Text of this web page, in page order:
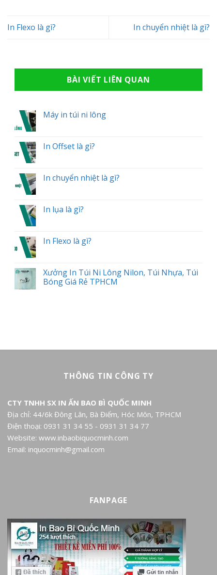
In Flexo là gì? In chuyển nhiệt là gì?
BÀI VIẾT LIÊN QUAN
Máy in túi ni lông
In Offset là gì?
In chuyển nhiệt là gì?
In lụa là gì?
In Flexo là gì?
Xưởng In Túi Ni Lông Nilon, Túi Nhựa, Túi
Bóng Giá Rẻ TPHCM
THÔNG TIN CÔNG TY
CTY TNHH SX IN ẤN BAO BÌ QUỐC MINH
Địa chỉ: 44/6k Đông Lân, Bà Điểm, Hóc Môn, TPHCM
Điện thoại: 0931 31 34 55 - 0931 31 34 77
Website: www.inbaobiquocminh.com
Email: inquocminh@gmail.com
FANPAGE